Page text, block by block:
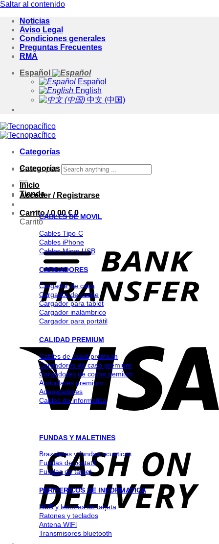
Saltar al contenido
Noticias
Aviso Legal
Condiciones generales
Preguntas Frecuentes
RMA
Español
Español
English
中文 (中国)
Categorías
Buscar por:
Acceder / Registrarse
Carrito /0.00€ 0
Carrito
Categorías
Inicio
Tienda
CABLES DE MOVIL
Cables Tipo-C
Cables iPhone
Cables Micro USB
CARGADORES
Cargador de casa
Cargador de coche
Cargador para tablet
Cargador inalámbrico
Cargador para portátil
CALIDAD PREMIUM
Cables de movil premium
Cargadores de casa premium
Cargadores de coche pemium
Auriculares premium
Adapatadores
Cables de informatica
FUNDAS Y MALETINES
Brazaletes y fundas acuaticas
Fundas de portatil
Fundas de tablet
PERIFERICOS DE INFORMATICA
HUB y lectores de tarjeta
Ratones y teclados
Antena WlFl
Transmisores bluetooth